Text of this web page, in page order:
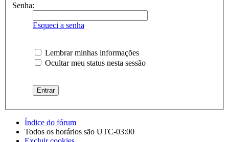
Senha:
Esqueci a senha
Lembrar minhas informações
Ocultar meu status nesta sessão
Índice do fórum
Todos os horários são UTC-03:00